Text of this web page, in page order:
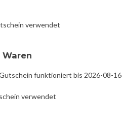
verwendet
Waren
funktioniert bis 2026-08-16
verwendet